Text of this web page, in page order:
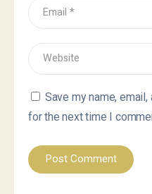
Save my name,
for the next time I